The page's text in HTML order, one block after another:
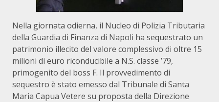
Nella giornata odierna, il Nucleo di Polizia Tributaria
della Guardia di Finanza di Napoli ha sequestrato un
patrimonio illecito del valore complessivo di oltre 15
milioni di euro riconducibile a N.S. classe ’79,
primogenito del boss F. Il provvedimento di
sequestro è stato emesso dal Tribunale di Santa
Maria Capua Vetere su proposta della Direzione